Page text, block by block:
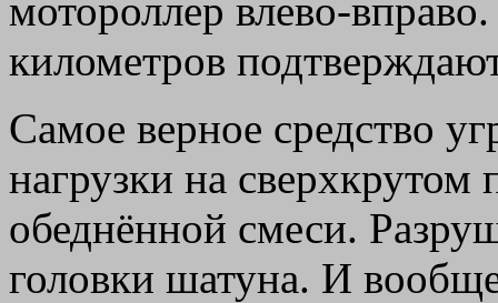
мотороллер влево-
километров
Самое верное средство
нагрузки на
обеднённой смеси.
головки шатуна. И